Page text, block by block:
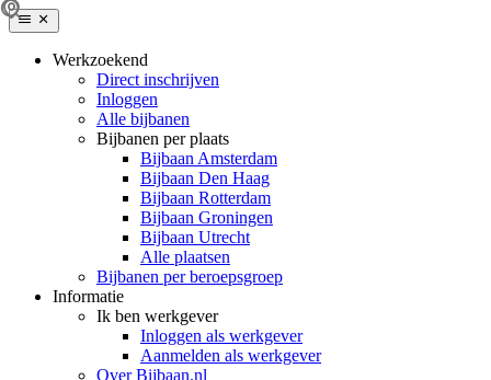
Werkzoekend
Direct inschrijven
Inloggen
Alle bijbanen
Bijbanen per plaats
Bijbaan Amsterdam
Bijbaan Den Haag
Bijbaan Rotterdam
Bijbaan Groningen
Bijbaan Utrecht
Alle plaatsen
Bijbanen per beroepsgroep
Informatie
Ik ben werkgever
Inloggen als werkgever
Aanmelden als werkgever
Over Bijbaan.nl